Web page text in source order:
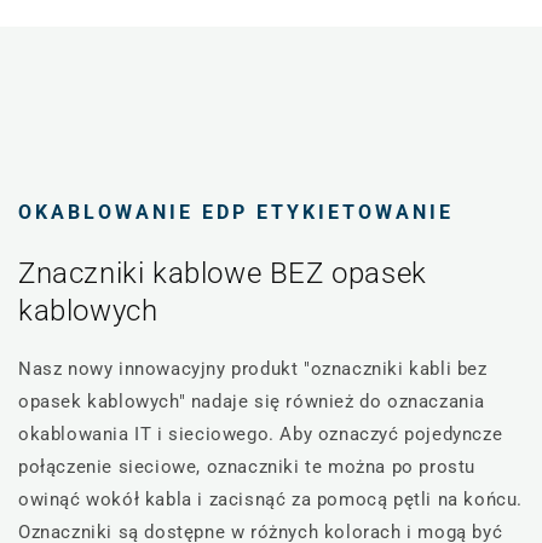
OKABLOWANIE EDP ETYKIETOWANIE
Znaczniki kablowe BEZ opasek
kablowych
Nasz nowy innowacyjny produkt "oznaczniki kabli bez
opasek kablowych" nadaje się również do oznaczania
okablowania IT i sieciowego. Aby oznaczyć pojedyncze
połączenie sieciowe, oznaczniki te można po prostu
owinąć wokół kabla i zacisnąć za pomocą pętli na końcu.
Oznaczniki są dostępne w różnych kolorach i mogą być